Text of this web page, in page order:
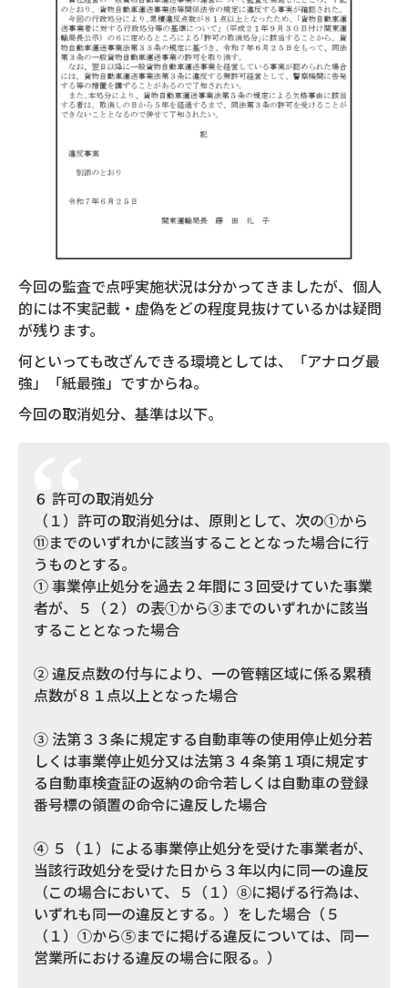
今回の監査で点呼実施状況は分かってきましたが、個人
的には不実記載・虚偽をどの程度見抜けているかは疑問
が残ります。
何といっても改ざんできる環境としては、「アナログ最
強」「紙最強」ですからね。
今回の取消処分、基準は以下。
６ 許可の取消処分
（１）許可の取消処分は、原則として、次の①から
⑪までのいずれかに該当することとなった場合に行
うものとする。
① 事業停止処分を過去２年間に３回受けていた事業
者が、５（２）の表①から③までのいずれかに該当
することとなった場合
② 違反点数の付与により、一の管轄区域に係る累積
点数が８１点以上となった場合
③ 法第３３条に規定する自動車等の使用停止処分若
しくは事業停止処分又は法第３４条第１項に規定す
る自動車検査証の返納の命令若しくは自動車の登録
番号標の領置の命令に違反した場合
④ ５（１）による事業停止処分を受けた事業者が、
当該行政処分を受けた日から３年以内に同一の違反
（この場合において、５（１）⑧に掲げる行為は、
いずれも同一の違反とする。）をした場合（５
（１）①から⑤までに掲げる違反については、同一
営業所における違反の場合に限る。）